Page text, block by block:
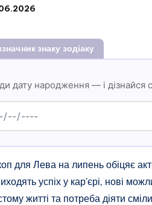
знаку зодіаку
дату народження — і дізнайся
для Лева на липень обіцяє
успіх у кар’єрі, нові
житті та потреба діяти